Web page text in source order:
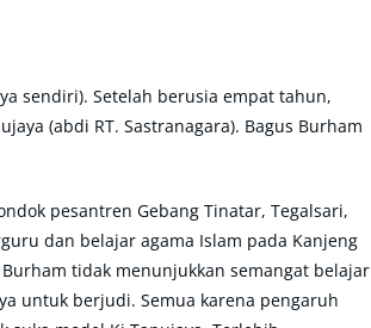
sendiri). Setelah berusia empat tahun,
(abdi RT. Sastranagara). Bagus Burham
pesantren Gebang Tinatar, Tegalsari,
dan belajar agama Islam pada Kanjeng
tidak menunjukkan semangat belajar
untuk berjudi. Semua karena pengaruh